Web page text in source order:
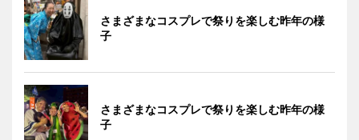
さまざまなコスプレで祭りを楽しむ昨年の様
子
さまざまなコスプレで祭りを楽しむ昨年の様
子